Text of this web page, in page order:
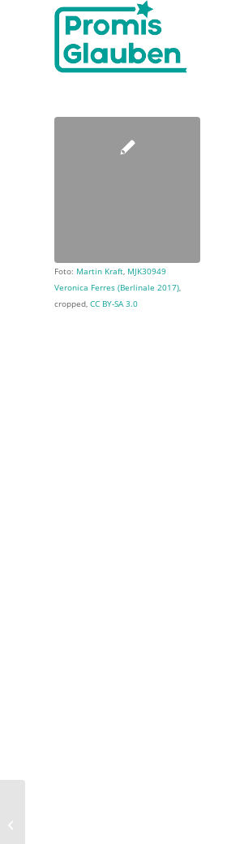
Foto: Martin Kraft, MJK30949
Veronica Ferres (Berlinale 2017),
cropped, CC BY-SA 3.0